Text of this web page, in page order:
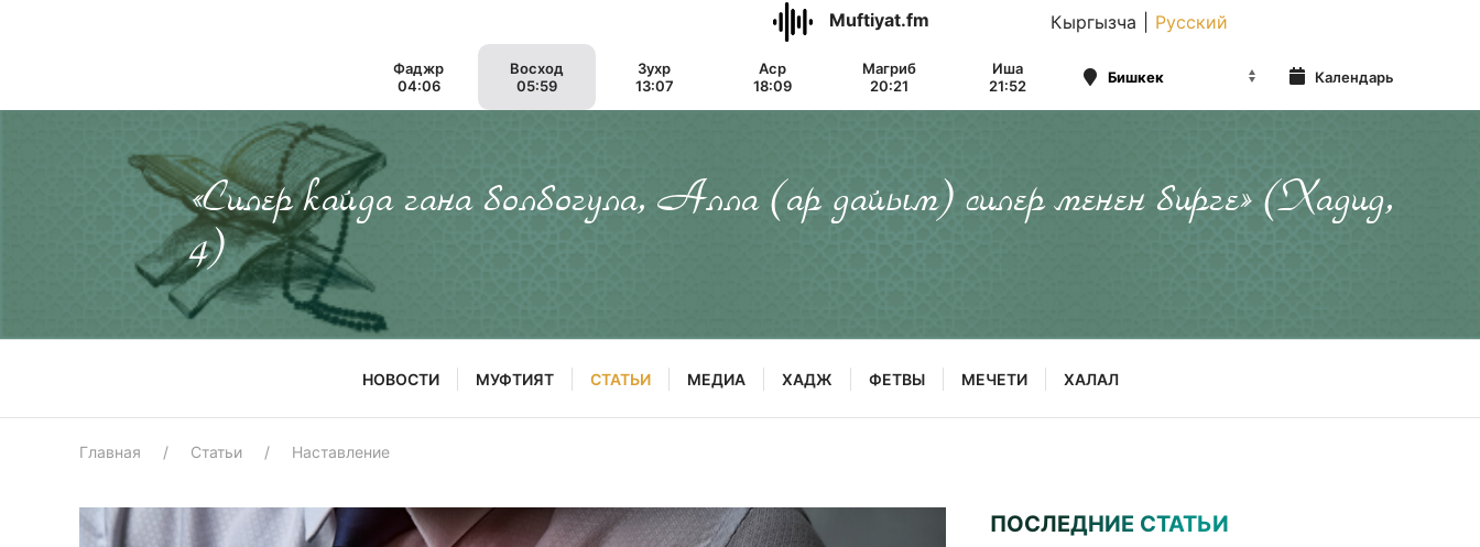
Muftiyat.fm Кыргызча Русский
Фаджр
04:06
Восход
05:59
Зухр
13:07
Аср
18:09
Магриб
20:21
Иша
21:52
Календарь
«Силер кайда гана болбогула, Алла (ар дайым) силер менен бирге» (Хадид,
4)
НОВОСТИ МУФТИЯТ СТАТЬИ МЕДИА ХАДЖ ФЕТВЫ МЕЧЕТИ ХАЛАЛ
Главная Статьи Наставление
ПОСЛЕДНИЕ СТАТЬИ